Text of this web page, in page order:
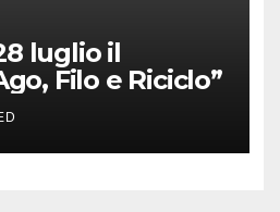
luglio il
Filo e Riciclo”